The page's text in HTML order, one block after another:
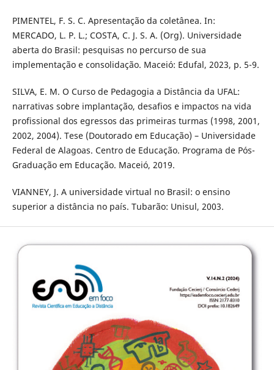
PIMENTEL, F. S. C. Apresentação da coletânea. In:
MERCADO, L. P. L.; COSTA, C. J. S. A. (Org). Universidade
aberta do Brasil: pesquisas no percurso de sua
implementação e consolidação. Maceió: Edufal, 2023, p. 5-9.
SILVA, E. M. O Curso de Pedagogia a Distância da UFAL:
narrativas sobre implantação, desafios e impactos na vida
profissional dos egressos das primeiras turmas (1998, 2001,
2002, 2004). Tese (Doutorado em Educação) – Universidade
Federal de Alagoas. Centro de Educação. Programa de Pós-
Graduação em Educação. Maceió, 2019.
VIANNEY, J. A universidade virtual no Brasil: o ensino
superior a distância no país. Tubarão: Unisul, 2003.